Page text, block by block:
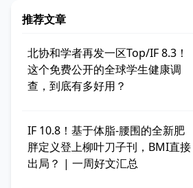
推荐文章
北协和学者再发一区Top/IF 8.3！
这个免费公开的全球学生健康调
查，到底有多好用？
IF 10.8！基于体脂-腰围的全新肥
胖定义登上柳叶刀子刊，BMI直接
出局？ | 一周好文汇总